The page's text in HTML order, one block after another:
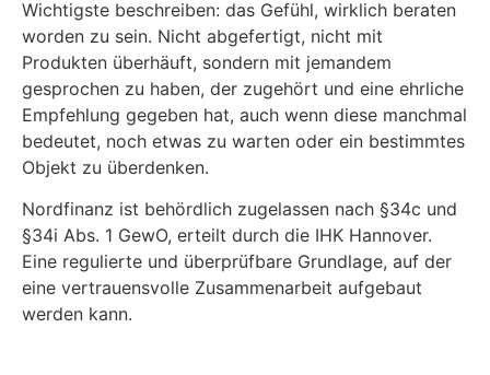
Wichtigste beschreiben: das Gefühl, wirklich beraten
worden zu sein. Nicht abgefertigt, nicht mit
Produkten überhäuft, sondern mit jemandem
gesprochen zu haben, der zugehört und eine ehrliche
Empfehlung gegeben hat, auch wenn diese manchmal
bedeutet, noch etwas zu warten oder ein bestimmtes
Objekt zu überdenken.
Nordfinanz ist behördlich zugelassen nach §34c und
§34i Abs. 1 GewO, erteilt durch die IHK Hannover.
Eine regulierte und überprüfbare Grundlage, auf der
eine vertrauensvolle Zusammenarbeit aufgebaut
werden kann.